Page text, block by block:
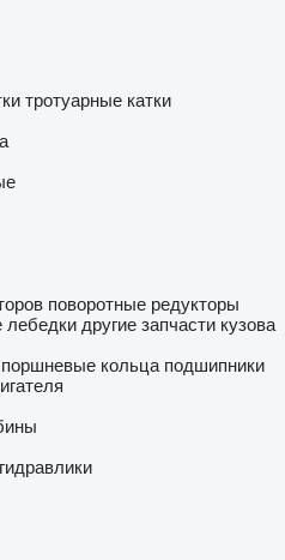
тротуарные катки
поворотные редукторы
лебедки другие запчасти кузова
поршневые кольца подшипники